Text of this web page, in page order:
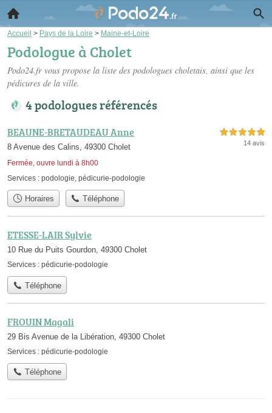
Accueil > Pays de la Loire > Maine-et-Loire
Podologue à Cholet
Podo24.fr vous propose la liste des podologues choletais, ainsi que les
pédicures de la ville.
4 podologues référencés
BEAUNE-BRETAUDEAU Anne
8 Avenue des Calins, 49300 Cholet
Fermée, ouvre lundi à 8h00
5,0 étoiles sur 5
14 avis
Services : podologie, pédicurie-podologie
Horaires Téléphone
ETESSE-LAIR Sylvie
10 Rue du Puits Gourdon, 49300 Cholet
Services : pédicurie-podologie
Téléphone
FROUIN Magali
29 Bis Avenue de la Libération, 49300 Cholet
Services : pédicurie-podologie
Téléphone